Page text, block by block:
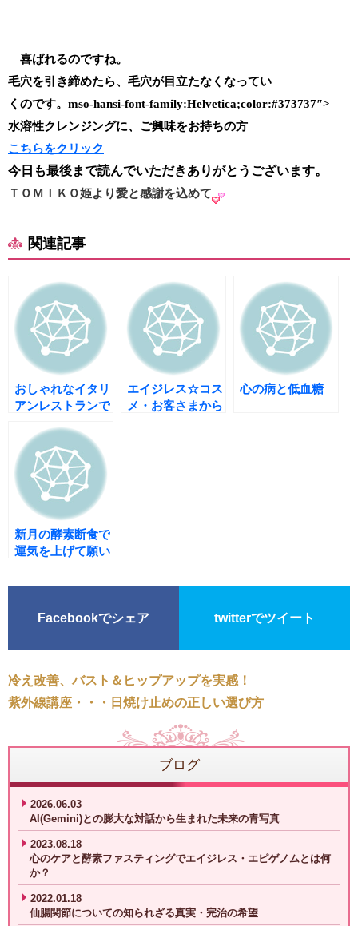
喜ばれるのですね。
毛穴を引き締めたら、毛穴が目立たなくなってい
くのです。 mso-hansi-font-family:Helvetica;color:#373737″>
水溶性クレンジングに、ご興味をお持ちの方
こちらをクリック
今日も最後まで読んでいただきありがとうございます。
ＴＯＭＩＫＯ姫より愛と感謝を込めて
関連記事
おしゃれなイタリ
アンレストランで
エイジレス☆コス
メ・お客さまから
心の病と低血糖
新月の酵素断食で
運気を上げて願い
Facebookでシェア twitterでツイート
冷え改善、バスト＆ヒップアップを実感！
紫外線講座・・・日焼け止めの正しい選び方
ブログ
2026.06.03
AI(Gemini)との膨大な対話から生まれた未来の青写真
2023.08.18
心のケアと酵素ファスティングでエイジレス・エピゲノムとは何
か？
2022.01.18
仙腸関節についての知られざる真実・完治の希望